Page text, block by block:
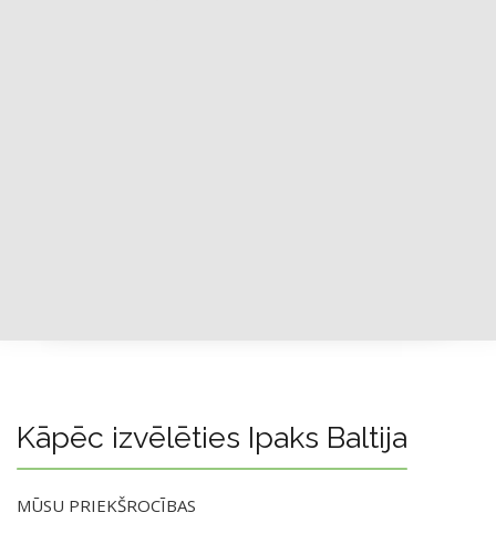
Kāpēc izvēlēties Ipaks Baltija
MŪSU PRIEKŠROCĪBAS